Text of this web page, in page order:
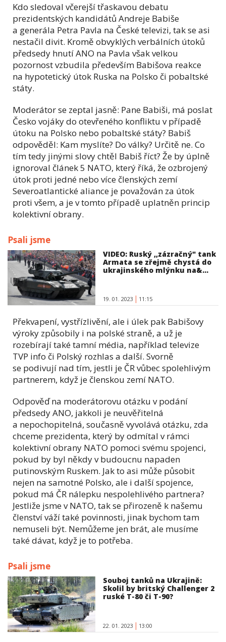
Kdo sledoval včerejší třaskavou debatu
prezidentských kandidátů Andreje Babiše
a generála Petra Pavla na České televizi, tak se asi
nestačil divit. Kromě obvyklých verbálních útoků
předsedy hnutí ANO na Pavla však velkou
pozornost vzbudila především Babišova reakce
na hypotetický útok Ruska na Polsko či pobaltské
státy.
Moderátor se zeptal jasně: Pane Babiši, má poslat
Česko vojáky do otevřeného konfliktu v případě
útoku na Polsko nebo pobaltské státy? Babiš
odpověděl: Kam myslíte? Do války? Určitě ne. Co
tím tedy jinými slovy chtěl Babiš říct? Že by úplně
ignoroval článek 5 NATO, který říká, že ozbrojený
útok proti jedné nebo více členských zemí
Severoatlantické aliance je považován za útok
proti všem, a je v tomto případě uplatněn princip
kolektivní obrany.
Psali jsme
VIDEO: Ruský ,,zázračný" tank
Armata se zřejmě chystá do
ukrajinského mlýnku na&...
19. 01. 2023 11:15
Překvapení, vystřízlivění, ale i úlek pak Babišovy
výroky způsobily i na polské straně, a už je
rozebírají také tamní média, například televize
TVP info či Polský rozhlas a další. Svorně
se podivují nad tím, jestli je ČR vůbec spolehlivým
partnerem, když je členskou zemí NATO.
Odpověď na moderátorovu otázku v podání
předsedy ANO, jakkoli je neuvěřitelná
a nepochopitelná, současně vyvolává otázku, zda
chceme prezidenta, který by odmítal v rámci
kolektivní obrany NATO pomoci svému spojenci,
pokud by byl někdy v budoucnu napaden
putinovským Ruskem. Jak to asi může působit
nejen na samotné Polsko, ale i další spojence,
pokud má ČR nálepku nespolehlivého partnera?
Jestliže jsme v NATO, tak se přirozeně k našemu
členství váží také povinnosti, jinak bychom tam
nemuseli být. Nemůžeme jen brát, ale musíme
také dávat, když je to potřeba.
Psali jsme
Souboj tanků na Ukrajině:
Skolil by britský Challenger 2
ruské T-80 či T-90?
22. 01. 2023 13:00